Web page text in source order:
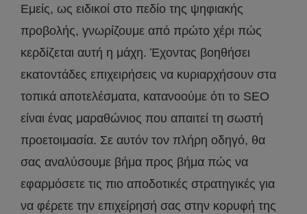
Εμείς, ως ειδικοί στο πεδίο της ψηφιακής
προβολής, γνωρίζουμε από πρώτο χέρι πώς
κερδίζεται αυτή η μάχη. Έχοντας βοηθήσει
εκατοντάδες επιχειρήσεις να κυριαρχήσουν στα
τοπικά αποτελέσματα, κατανοούμε ότι το SEO
είναι ένας μαραθώνιος που απαιτεί τη σωστή
προετοιμασία. Σε αυτόν τον πλήρη οδηγό, θα
σας αναλύσουμε βήμα προς βήμα πώς να
εφαρμόσετε τις πιο αποδοτικές στρατηγικές για
να φέρετε την επιχείρησή σας στην κορυφή της